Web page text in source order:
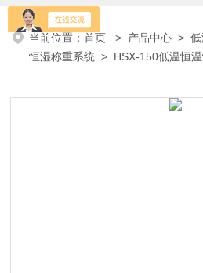
当前位置：首页 > 产品中心 >
恒湿称重系统 > HSX-150低温恒